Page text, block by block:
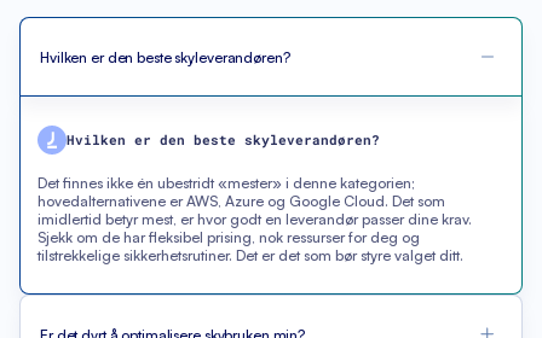
Hvilken er den beste skyleverandøren?
Hvilken er den beste skyleverandøren?
Det finnes ikke én ubestridt «mester» i denne kategorien;
hovedalternativene er AWS, Azure og Google Cloud. Det som
imidlertid betyr mest, er hvor godt en leverandør passer dine krav.
Sjekk om de har fleksibel prising, nok ressurser for deg og
tilstrekkelige sikkerhetsrutiner. Det er det som bør styre valget ditt.